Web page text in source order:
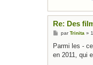
Re: Des
M
s
a
parTrinita»
Parmi les -
en 2011, qui